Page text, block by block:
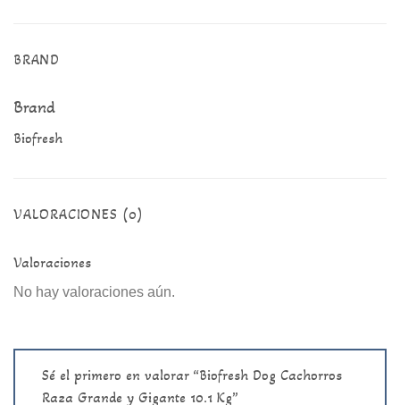
BRAND
Brand
Biofresh
VALORACIONES (0)
Valoraciones
No hay valoraciones aún.
Sé el primero en valorar “Biofresh Dog Cachorros
Raza Grande y Gigante 10.1 Kg”